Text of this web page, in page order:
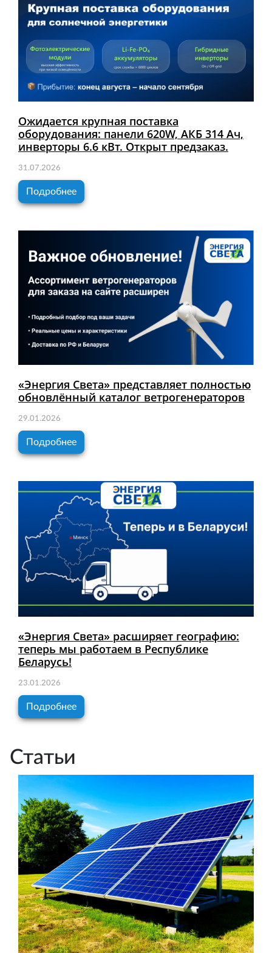
Ожидается крупная поставка
оборудования: панели 620W, АКБ 314 Ач,
инверторы 6.6 кВт. Открыт предзаказ.
31.07.2026
Подробнее
«Энергия Света» представляет полностью
обновлённый каталог ветрогенераторов
29.01.2026
Подробнее
«Энергия Света» расширяет географию:
теперь мы работаем в Республике
Беларусь!
23.01.2026
Подробнее
Статьи